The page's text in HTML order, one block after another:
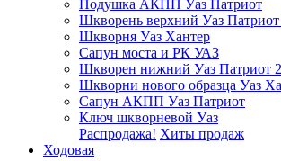
Подушка АКПП Уаз Патриот
Шкворень верхний Уаз Патриот
Шкворня Уаз Хантер
Сапун моста и РК УАЗ
Шкворен нижний Уаз Патриот
Шкворни нового образца Уаз
Сапун АКПП Уаз Патриот
Ключ шкворневой Уаз
Распродажа! Хиты продаж
Ходовая